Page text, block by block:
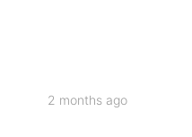
2 months ago